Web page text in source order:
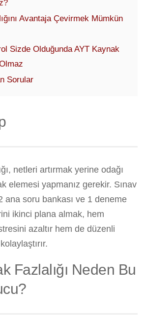
Avantaja Çevirmek Mümkün
Sizde Olduğunda AYT Kaynak
Sorular
netleri artırmak yerine odağı
elemesi yapmanız gerekir. Sınav
ana soru bankası ve 1 deneme
ikinci plana almak, hem
azaltır hem de düzenli
Fazlalığı Neden Bu